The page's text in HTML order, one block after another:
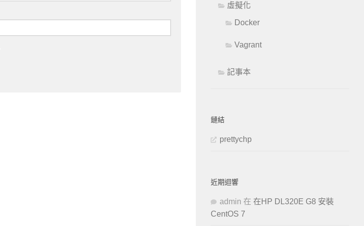
虛擬化
Docker
Vagrant
記事本
鏈結
prettychp
近期迴響
admin 在 在HP DL320E G8 安裝
CentOS 7